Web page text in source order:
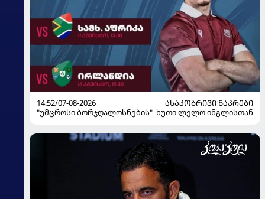
14:52/07-08-2026
ᲐᲡᲐᲙᲝᲑᲠᲘᲕᲘ ᲜᲐᲙᲠᲔᲑᲘ
"უმცროსი ბორჯღალოსნების" ხუთი ლელო ინგლისთან